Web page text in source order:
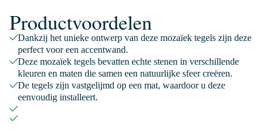
Productvoordelen
Dankzij het unieke ontwerp van deze mozaïek tegels zijn deze
perfect voor een accentwand.
Deze mozaïek tegels bevatten echte stenen in verschillende
kleuren en maten die samen een natuurlijke sfeer creëren.
De tegels zijn vastgelijmd op een mat, waardoor u deze
eenvoudig installeert.